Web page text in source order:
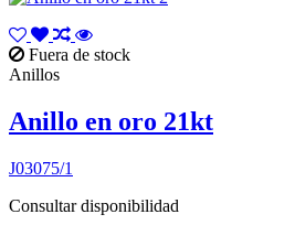
Fuera de stock
Anillos
Anillo en oro 21kt
J03075/1
Consultar disponibilidad